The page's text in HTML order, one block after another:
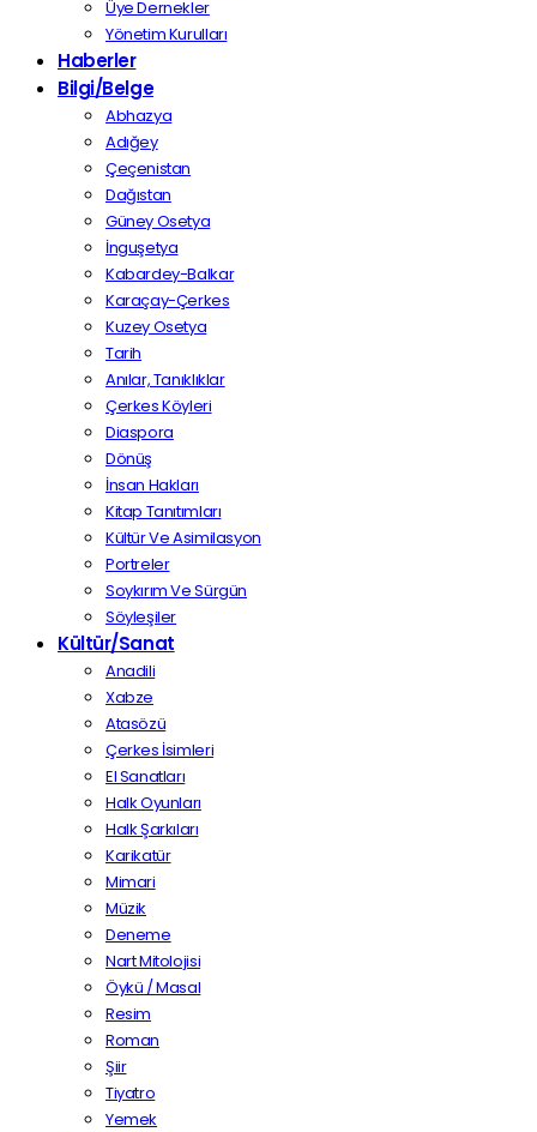
Üye Dernekler
Yönetim Kurulları
Haberler
Bilgi/Belge
Abhazya
Adığey
Çeçenistan
Dağıstan
Güney Osetya
İnguşetya
Kabardey-Balkar
Karaçay-Çerkes
Kuzey Osetya
Tarih
Anılar, Tanıklıklar
Çerkes Köyleri
Diaspora
Dönüş
İnsan Hakları
Kitap Tanıtımları
Kültür Ve Asimilasyon
Portreler
Soykırım Ve Sürgün
Söyleşiler
Kültür/Sanat
Anadili
Xabze
Atasözü
Çerkes İsimleri
El Sanatları
Halk Oyunları
Halk Şarkıları
Karikatür
Mimari
Müzik
Deneme
Nart Mitolojisi
Öykü / Masal
Resim
Roman
Şiir
Tiyatro
Yemek